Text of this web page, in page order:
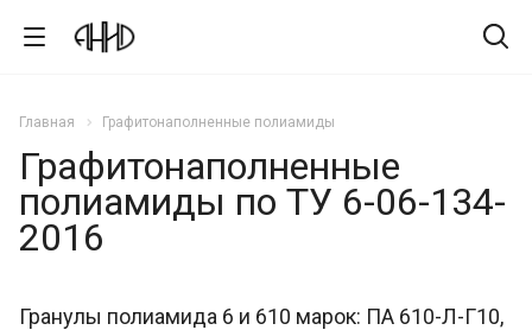
Главная Графитонаполненные полиамиды
Графитонаполненные
полиамиды по ТУ 6-06-134-
2016
Гранулы полиамида 6 и 610 марок: ПА 610-Л-Г10,